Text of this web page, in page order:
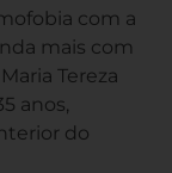
com a
mais com
Tereza
anos,
do